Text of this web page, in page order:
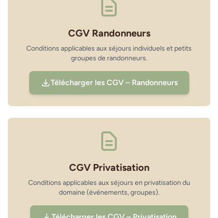
CGV Randonneurs
Conditions applicables aux séjours individuels et petits
groupes de randonneurs.
Télécharger les CGV – Randonneurs
CGV Privatisation
Conditions applicables aux séjours en privatisation du
domaine (événements, groupes).